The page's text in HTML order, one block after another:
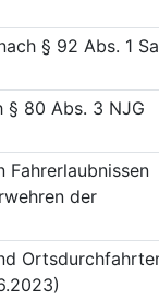
§ 92 Abs. 1
§ 80 Abs. 3 NJG
Fahrerlaubnissen
der